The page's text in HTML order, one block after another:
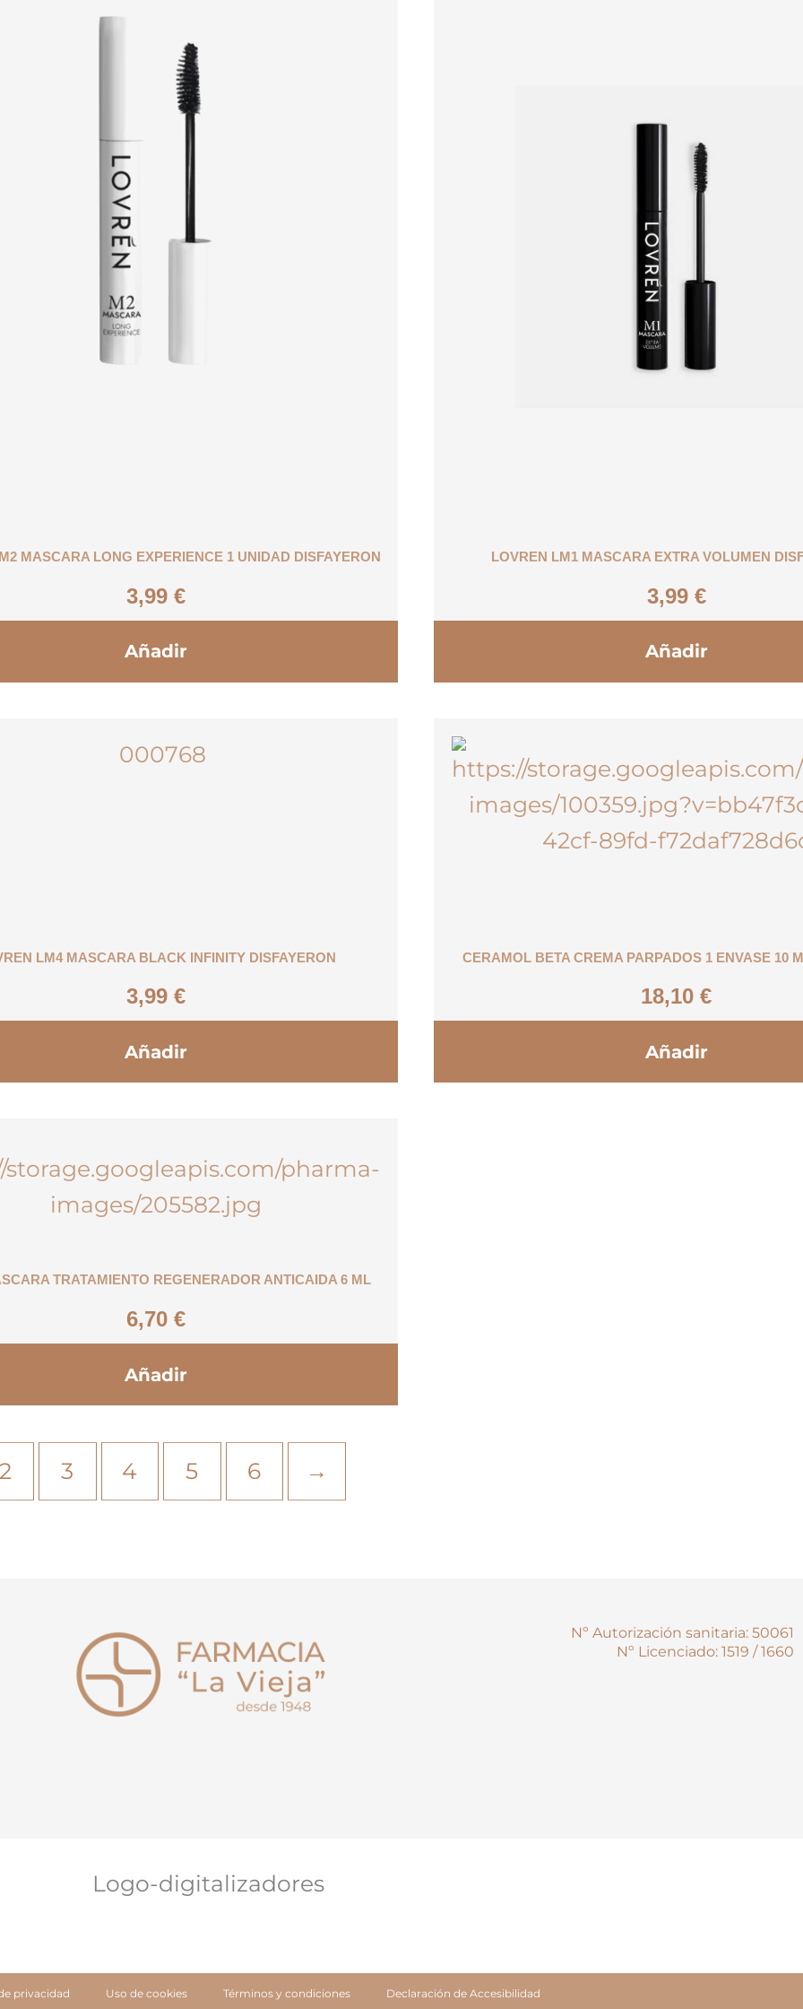
MASCARA LONG EXPERIENCE 1 UNIDAD DISFAYERON
3,99 €
Añadir
LOVREN LM1 MASCARA EXTRA VOLUMEN
3,99 €
Añadir
LM4 MASCARA BLACK INFINITY DISFAYERON
3,99 €
Añadir
CERAMOL BETA CREMA PARPADOS 1 ENVASE 10
18,10 €
Añadir
TRATAMIENTO REGENERADOR ANTICAIDA 6 ML
6,70 €
Añadir
3 4 5 6 →
Nº Autorización sanitaria: 50061
Nº Licenciado: 1519 / 1660
privacidad Uso de cookies Términos y condiciones Declaración de Accesibilidad